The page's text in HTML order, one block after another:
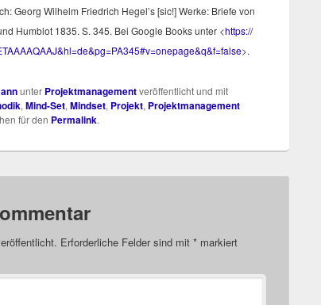
Georg Wil­helm Fried­rich Hegel’s [sic!] Wer­ke: Brie­fe von
Hum­blot 1835. S. 345. Bei Goog­le Books unter <https://​
>.
unter Projektmanagementveröffentlicht und mit
, Mind-Set, Mindset, Projekt, Projektmanagement
für den Permalink.
Erforderliche Felder sind mit * markiert